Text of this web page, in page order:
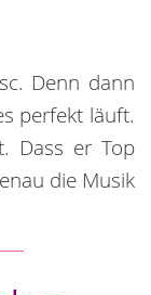
Denn dann
perfekt läuft.
Dass er Top
die Musik